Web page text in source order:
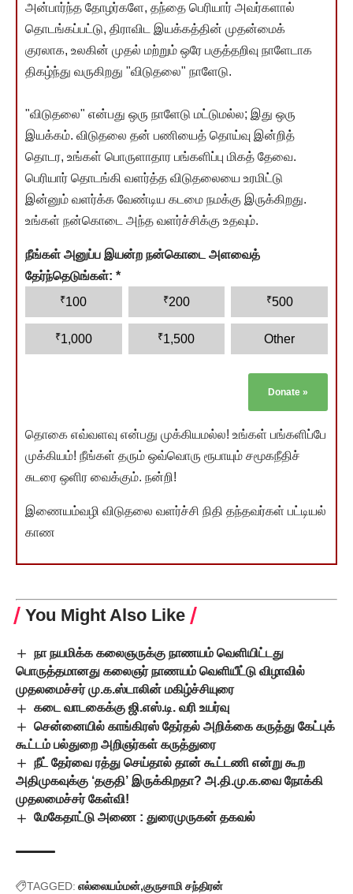
அன்பார்ந்த தோழர்களே, தந்தை பெரியார் அவர்களால்
தொடங்கப்பட்டு, திராவிட இயக்கத்தின் முதன்மைக்
குரலாக, உலகின் முதல் மற்றும் ஒரே பகுத்தறிவு நாளேடாக
திகழ்ந்து வருகிறது "விடுதலை" நாளேடு.
"விடுதலை" என்பது ஒரு நாளேடு மட்டுமல்ல; இது ஒரு
இயக்கம். விடுதலை தன் பணியைத் தொய்வு இன்றித்
தொடர, உங்கள் பொருளாதார பங்களிப்பு மிகத் தேவை.
பெரியார் தொடங்கி வளர்த்த விடுதலையை உரமிட்டு
இன்னும் வளர்க்க வேண்டிய கடமை நமக்கு இருக்கிறது.
உங்கள் நன்கொடை அந்த வளர்ச்சிக்கு உதவும்.
நீங்கள் அனுப்ப இயன்ற நன்கொடை அளவைத்
தேர்ந்தெடுங்கள்: *
₹100 ₹200 ₹500
₹1,000 ₹1,500 Other
Donate »
தொகை எவ்வளவு என்பது முக்கியமல்ல! உங்கள் பங்களிப்பே
முக்கியம்! நீங்கள் தரும் ஒவ்வொரு ரூபாயும் சமூகநீதிச்
சுடரை ஒளிர வைக்கும். நன்றி!
இணையம்வழி விடுதலை வளர்ச்சி நிதி தந்தவர்கள் பட்டியல்
காண
You Might Also Like
நா நயமிக்க கலைஞருக்கு நாணயம் வெளியிட்டது
பொருத்தமானது கலைஞர் நாணயம் வெளியீட்டு விழாவில்
முதலமைச்சர் மு.க.ஸ்டாலின் மகிழ்ச்சியுரை
கடை வாடகைக்கு ஜி.எஸ்.டி. வரி உயர்வு
சென்னையில் காங்கிரஸ் தேர்தல் அறிக்கை கருத்து கேட்புக்
கூட்டம் பல்துறை அறிஞர்கள் கருத்துரை
நீட் தேர்வை ரத்து செய்தால் தான் கூட்டணி என்று கூற
அதிமுகவுக்கு ‘தகுதி’ இருக்கிறதா? அ.தி.மு.க.வை நோக்கி
முதலமைச்சர் கேள்வி!
மேகேதாட்டு அணை : துரைமுருகன் தகவல்
TAGGED: எல்லையம்மன் குருசாமி சந்திரன்